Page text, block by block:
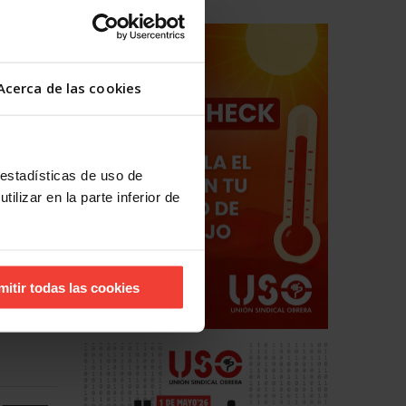
de las cookies
de uso de
en la parte inferior de
todas las cookies
teoría
para
acción.
de los
salud
los